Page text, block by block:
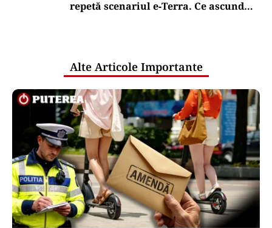
repetă scenariul e‑Terra. Ce ascund
Alte Articole Importante